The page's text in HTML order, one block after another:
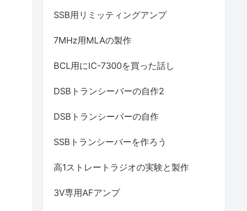
SSB用リミッティングアンプ
7MHz用MLAの製作
BCL用にIC-7300を買った話し
DSBトランシーバーの自作2
DSBトランシーバーの自作
SSBトランシーバーを作ろう
高1ストレートラジオの実験と製作
3V専用AFアンプ